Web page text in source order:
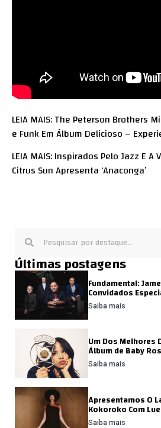
LEIA MAIS: The Peterson Brothers
e Funk Em Álbum Delicioso –
LEIA MAIS: Inspirados Pelo Jazz E
Citrus Sun Apresenta ‘Anaconga’
Últimas postagens
Fundamental:
Convidados
Saiba mais
Um Dos Melhores
Álbum de Baby
Saiba mais
Apresentamos O
Kokoroko Com
Saiba mais